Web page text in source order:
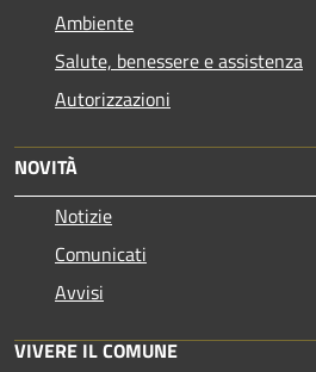
Ambiente
Salute, benessere e assistenza
Autorizzazioni
NOVITÀ
Notizie
Comunicati
Avvisi
VIVERE IL COMUNE